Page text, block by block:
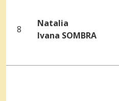
8
Natalia
Ivana SOMBRA